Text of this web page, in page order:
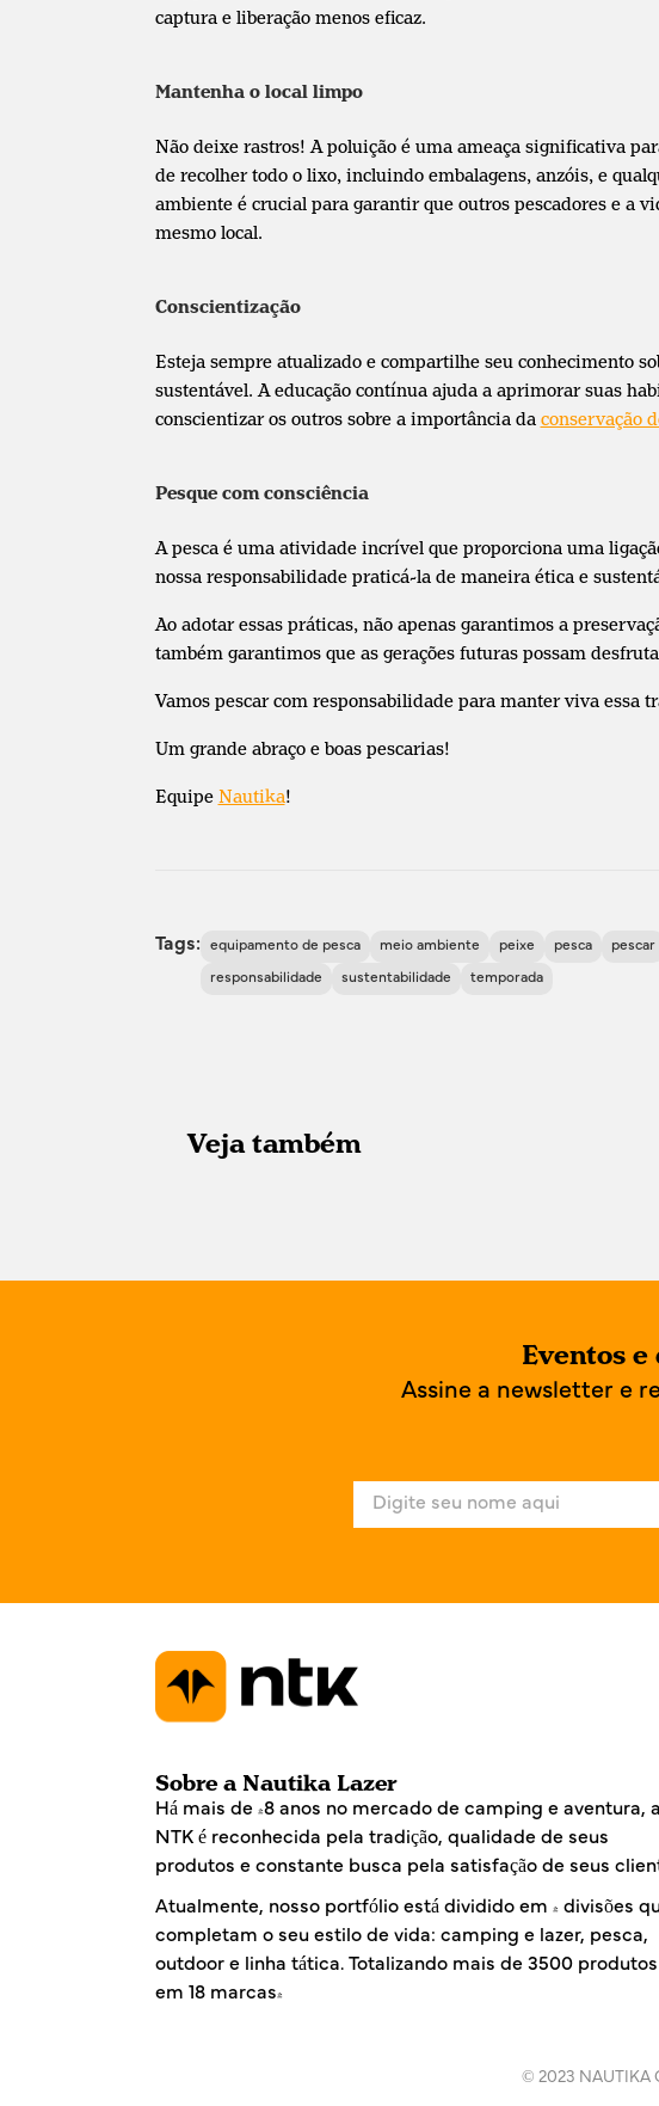
captura e liberação menos eficaz.
Mantenha o local limpo
Não deixe rastros! A poluição é uma ameaça significativa
de recolher todo o lixo, incluindo embalagens, anzóis, e
ambiente é crucial para garantir que outros pescadores e a
mesmo local.
Conscientização
Esteja sempre atualizado e compartilhe seu conhecimento
sustentável. A educação contínua ajuda a aprimorar suas
conscientizar os outros sobre a importância da conservação
Pesque com consciência
A pesca é uma atividade incrível que proporciona uma
nossa responsabilidade praticá-la de maneira ética e
Ao adotar essas práticas, não apenas garantimos a
também garantimos que as gerações futuras possam
Vamos pescar com responsabilidade para manter viva essa
Um grande abraço e boas pescarias!
Equipe Nautika!
Tags: equipamento de pesca meio ambiente peixe pesca pescar
responsabilidade sustentabilidade temporada
Veja também
Eventos
Assine a newsletter e
Sobre a Nautika Lazer
Há mais de 48 anos no mercado de camping e aventura, a
NTK é reconhecida pela tradição, qualidade de seus
produtos e constante busca pela satisfação de seus
Atualmente, nosso portfólio está dividido em 4 divisões
completam o seu estilo de vida: camping e lazer, pesca,
outdoor e linha tática. Totalizando mais de 3500 produtos
em 18 marcas!
© 2023 NAUTIKA